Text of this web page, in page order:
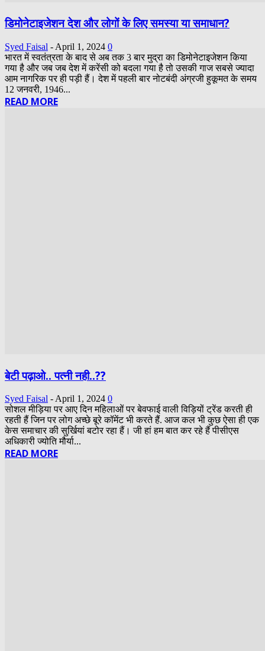
डिमोनेटाइजेशन देश और लोगों के लिए समस्या या समाधान?
Syed Faisal - April 1, 2024 0
भारत में स्वतंत्रता के बाद से अब तक 3 बार मुद्रा का डिमोनेटाइजेशन किया
गया है और जब जब देश में करेंसी को बदला गया है तो उसकी गाज सबसे ज्यादा
आम नागरिक पर ही पड़ी हैं। देश में पहली बार नोटबंदी अंग्रजी हुकूमत के समय
12 जनवरी, 1946...
READ MORE
बेटी पढ़ाओ.. पत्नी नही..??
Syed Faisal - April 1, 2024 0
सोशल मीड़िया पर आए दिन महिलाओं पर बेवफाई वाली विड़ियों ट्रेंड करती ही
रहती हैं जिन पर लोग अच्छे बूरे कॉमेंट भी करते हैं. आज कल भी कुछ ऐसा ही एक
केस समाचार की सुर्खियां बटोर रहा हैं। जी हां हम बात कर रहे हैं पीसीएस
अधिकारी ज्योति मौर्या...
READ MORE